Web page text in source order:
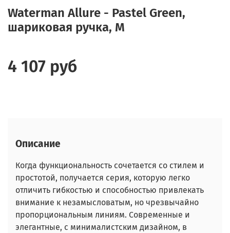
Waterman Allure - Pastel Green,
шариковая ручка, M
4 107 руб
Описание
Когда функциональность сочетается со стилем и
простотой, получается серия, которую легко
отличить гибкостью и способностью привлекать
внимание к незамысловатым, но чрезвычайно
пропорциональным линиям. Современные и
элегантные, с минималистским дизайном, в